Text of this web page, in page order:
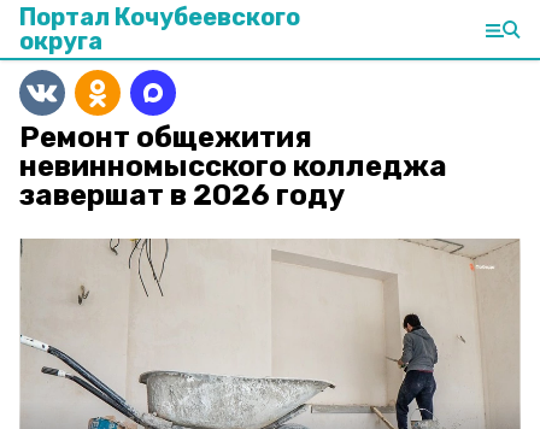
Портал Кочубеевского
округа
Ремонт общежития
невинномысского колледжа
завершат в 2026 году